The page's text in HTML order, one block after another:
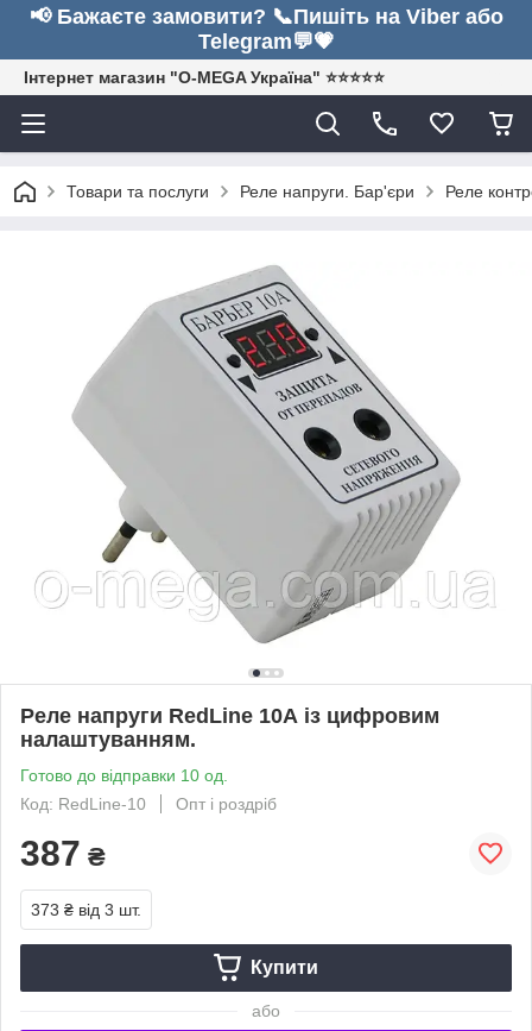
📢 Бажаєте замовити? 📞Пишіть на Viber або
Telegram💬💗
Інтернет магазин "O-MEGA Україна" ⭐⭐⭐⭐⭐
Товари та послуги Реле напруги. Бар'єри Реле
Реле напруги RedLine 10А із цифровим
налаштуванням.
Готово до відправки 10 од.
Код: RedLine-10
Опт і роздріб
387 ₴
373 ₴ від 3 шт.
Купити
або